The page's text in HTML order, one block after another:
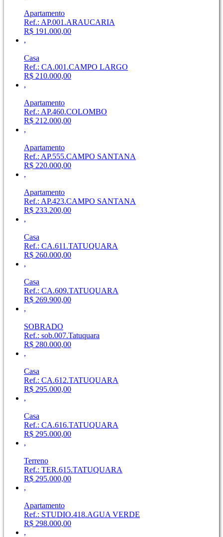
Apartamento
Ref.: AP.001.ARAUCARIA
R$ 191.000,00
,
Casa
Ref.: CA.001.CAMPO LARGO
R$ 210.000,00
,
Apartamento
Ref.: AP.460.COLOMBO
R$ 212.000,00
,
Apartamento
Ref.: AP.555.CAMPO SANTANA
R$ 220.000,00
,
Apartamento
Ref.: AP.423.CAMPO SANTANA
R$ 233.200,00
,
Casa
Ref.: CA.611.TATUQUARA
R$ 260.000,00
,
Casa
Ref.: CA.609.TATUQUARA
R$ 269.900,00
,
SOBRADO
Ref.: sob.007.Tatuquara
R$ 280.000,00
,
Casa
Ref.: CA.612.TATUQUARA
R$ 295.000,00
,
Casa
Ref.: CA.616.TATUQUARA
R$ 295.000,00
,
Terreno
Ref.: TER.615.TATUQUARA
R$ 295.000,00
,
Apartamento
Ref.: STUDIO.418.AGUA VERDE
R$ 298.000,00
,